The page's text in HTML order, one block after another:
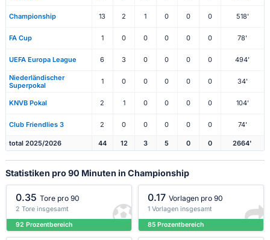
Championship 13 2 1 0 0 0 518'
FA Cup 1 0 0 0 0 0 78'
UEFA Europa League 6 3 0 0 0 0 494'
Niederländischer
Superpokal
1 0 0 0 0 0 34'
KNVB Pokal 2 1 0 0 0 0 104'
Club Friendlies 3 2 0 0 0 0 0 74'
total 2025/2026 44 12 3 5 0 0 2664'
Statistiken pro 90 Minuten in Championship
0.35 Tore pro 90
2 Tore insgesamt
92 Prozentbereich
0.17 Vorlagen pro 90
1 Vorlagen insgesamt
85 Prozentbereich